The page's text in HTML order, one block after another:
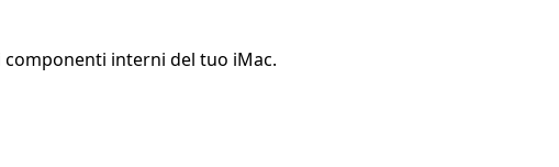
interni del tuo iMac.